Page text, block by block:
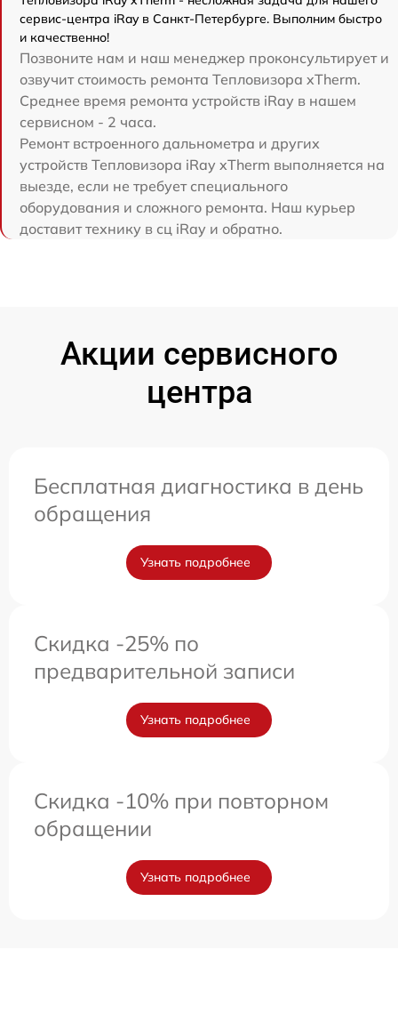
сервис-центра iRay в Санкт-Петербурге. Выполним быстро
и качественно!
Позвоните нам и наш менеджер проконсультирует и
озвучит стоимость ремонта Тепловизора xTherm.
Среднее время ремонта устройств iRay в нашем
сервисном - 2 часа.
Ремонт встроенного дальнометра и других
устройств Тепловизора iRay xTherm выполняется на
выезде, если не требует специального
оборудования и сложного ремонта. Наш курьер
доставит технику в сц iRay и обратно.
Акции сервисного
центра
Бесплатная диагностика в день
обращения
Узнать подробнее
Скидка -25% по
предварительной записи
Узнать подробнее
Скидка -10% при повторном
обращении
Узнать подробнее